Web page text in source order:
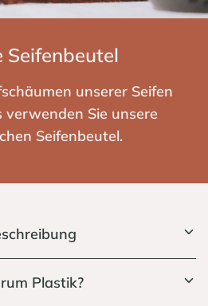
Seifenbeutel
unserer Seifen
verwenden Sie unsere
Seifenbeutel.
Plastik?